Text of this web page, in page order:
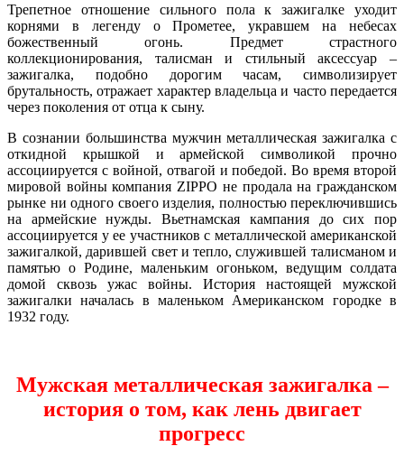
Трепетное отношение сильного пола к зажигалке уходит
корнями в легенду о Прометее, укравшем на небесах
божественный огонь. Предмет страстного
коллекционирования, талисман и стильный аксессуар –
зажигалка, подобно дорогим часам, символизирует
брутальность, отражает характер владельца и часто передается
через поколения от отца к сыну.
В сознании большинства мужчин металлическая зажигалка с
откидной крышкой и армейской символикой прочно
ассоциируется с войной, отвагой и победой. Во время второй
мировой войны компания ZIPPO не продала на гражданском
рынке ни одного своего изделия, полностью переключившись
на армейские нужды. Вьетнамская кампания до сих пор
ассоциируется у ее участников с металлической американской
зажигалкой, дарившей свет и тепло, служившей талисманом и
памятью о Родине, маленьким огоньком, ведущим солдата
домой сквозь ужас войны. История настоящей мужской
зажигалки началась в маленьком Американском городке в
1932 году.
Мужская металлическая зажигалка –
история о том, как лень двигает
прогресс